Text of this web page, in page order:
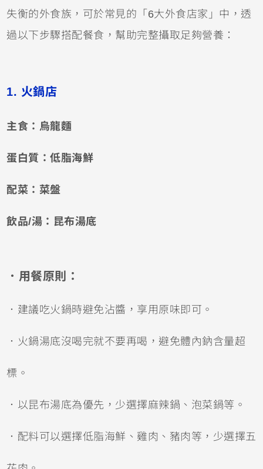
失衡的外食族，可於常見的「6大外食店家」中，透
過以下步驟搭配餐食，幫助完整攝取足夠營養：
1. 火鍋店
主食：烏龍麵
蛋白質：低脂海鮮
配菜：菜盤
飲品/湯：昆布湯底
．用餐原則：
．建議吃火鍋時避免沾醬，享用原味即可。
．火鍋湯底沒喝完就不要再喝，避免體內鈉含量超
標。
．以昆布湯底為優先，少選擇麻辣鍋、泡菜鍋等。
．配料可以選擇低脂海鮮、雞肉、豬肉等，少選擇五